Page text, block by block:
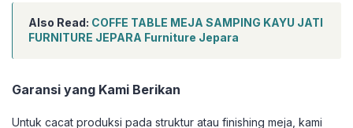
Also Read: COFFE TABLE MEJA SAMPING KAYU JATI
FURNITURE JEPARA Furniture Jepara
Garansi yang Kami Berikan
Untuk cacat produksi pada struktur atau finishing meja, kami